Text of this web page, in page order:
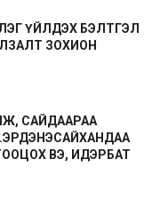
ҮЙЛДЭХ БЭЛТГЭЛ
ЗОХИОН
САЙДААРАА
ВЭ, ИДЭРБАТ